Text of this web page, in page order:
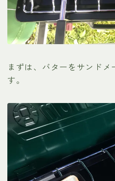
まずは、バターをサンド
す。